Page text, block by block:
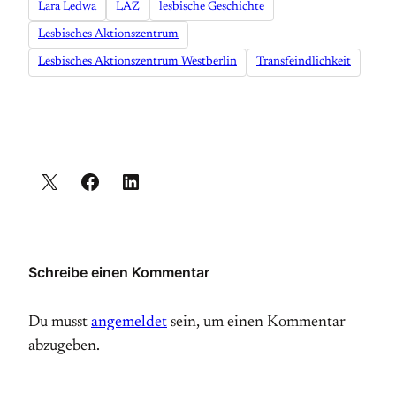
Lara Ledwa LAZ lesbische Geschichte
Lesbisches Aktionszentrum
Lesbisches Aktionszentrum Westberlin Transfeindlichkeit
Schreibe einen Kommentar
Du musst angemeldet sein, um einen Kommentar
abzugeben.